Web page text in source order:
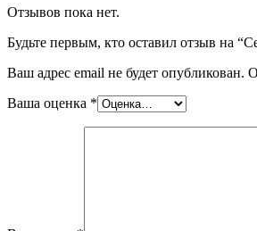
Отзывов пока нет.
Будьте первым, кто оставил отзыв на
Ваш адрес email не будет опубликован.
Ваша оценка *